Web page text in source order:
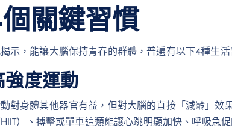
關鍵習慣
示，能讓大腦保持青春的群體，普遍有以下4種生活
度運動
對身體其他器官有益，但對大腦的直接「減齡」效
）、搏擊或單車這類能讓心跳明顯加快、呼吸急